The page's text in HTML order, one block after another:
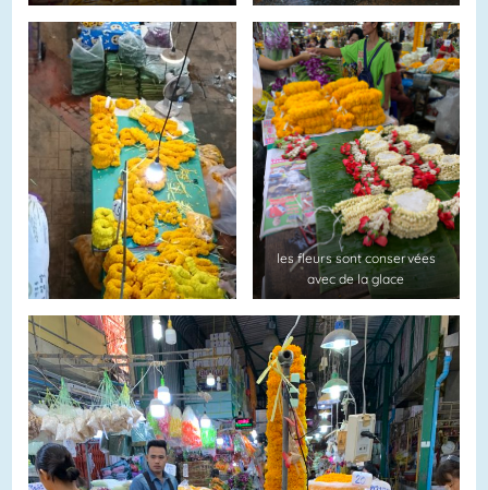
les fleurs sont conservées
avec de la glace